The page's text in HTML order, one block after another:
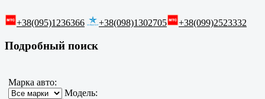
+38(095)1236366 +38(098)1302705 +38(099)2523332
Подробный поиск
Марка авто:
Модель: